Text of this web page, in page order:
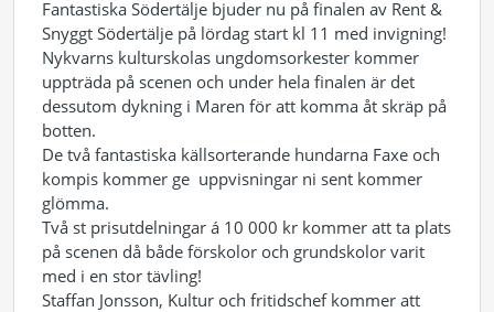
Fantastiska Södertälje bjuder nu på finalen av Rent &
Snyggt Södertälje på lördag start kl 11 med invigning!
Nykvarns kulturskolas ungdomsorkester kommer
uppträda på scenen och under hela finalen är det
dessutom dykning i Maren för att komma åt skräp på
botten.
De två fantastiska källsorterande hundarna Faxe och
kompis kommer ge uppvisningar ni sent kommer
glömma.
Två st prisutdelningar á 10 000 kr kommer att ta plats
på scenen då både förskolor och grundskolor varit
med i en stor tävling!
Staffan Jonsson, Kultur och fritidschef kommer att